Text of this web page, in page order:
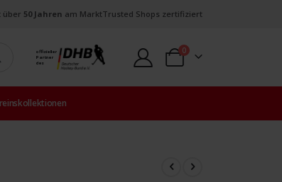
über 50 Jahren am MarktTrusted Shops zertifiziert
offizieller
Partner
des
Warenkorb
0Artikel